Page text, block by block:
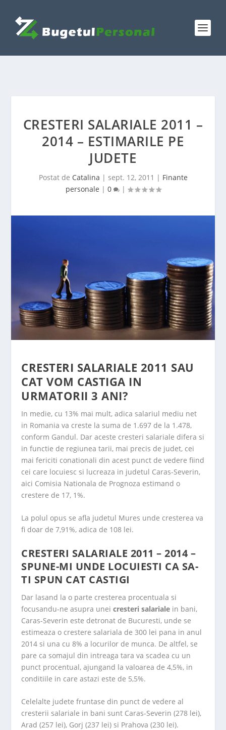
CRESTERI SALARIALE 2011 –
2014 – ESTIMARILE PE
JUDETE
Postat de Catalina | sept. 12, 2011 | Finante
personale | 0 |
CRESTERI SALARIALE 2011 SAU
CAT VOM CASTIGA IN
URMATORII 3 ANI?
In medie, cu 13% mai mult, adica salariul mediu net
in Romania va creste la suma de 1.697 de la 1.478,
conform Gandul. Dar aceste cresteri salariale difera si
in functie de regiunea tarii, mai precis de judet, cei
mai fericiti conationali din acest punct de vedere fiind
cei care locuiesc si lucreaza in judetul Caras-Severin,
aici Comisia Nationala de Prognoza estimand o
crestere de 17, 1%.
La polul opus se afla judetul Mures unde cresterea va
fi doar de 7,91%, adica de 108 lei.
CRESTERI SALARIALE 2011 – 2014 –
SPUNE-MI UNDE LOCUIESTI CA SA-
TI SPUN CAT CASTIGI
Dar lasand la o parte cresterea procentuala si
focusandu-ne asupra uneicresteri salariale in bani,
Caras-Severin este detronat de Bucuresti, unde se
estimeaza o crestere salariala de 300 lei pana in anul
2014 si una cu 8% a locurilor de munca. De altfel, se
pare ca somajul din intreaga tara va scadea cu un
punct procentual, ajungand la valoarea de 4,5%, in
conditiile in care astazi este de 5,5%.
Celelalte judete fruntase din punct de vedere al
cresterii salariale in bani sunt Caras-Severin (278 lei),
Arad (257 lei), Gorj (237 lei) si Prahova (230 lei).